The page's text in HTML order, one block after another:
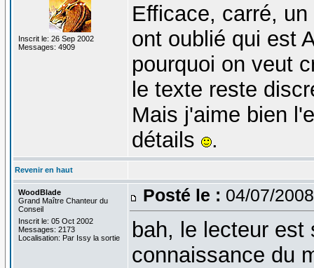
Inscrit le: 26 Sep 2002
Messages: 4909
Efficace, carré,
ont oublié qui est
pourquoi on veut
le texte reste
Mais j'aime bien
détails
.
Revenir en haut
WoodBlade
Grand Maître Chanteur du
Conseil
Inscrit le: 05 Oct 2002
Messages: 2173
Localisation: Par Issy la sortie
Posté le : 04/07/
bah, le lecteur
connaissance du